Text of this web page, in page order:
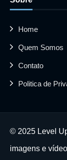
Home
Quem Somos
Contato
Politica de
© 2025 Level
imagens e